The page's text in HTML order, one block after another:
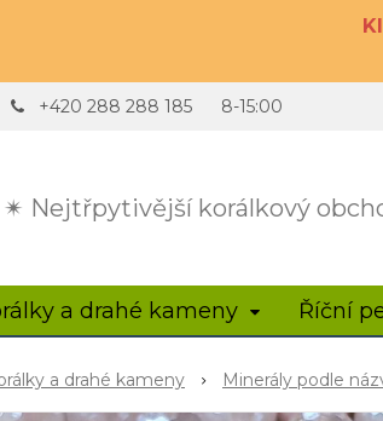
✴ Nejtřpytivější korálkový
+420 288 288 185 8-15:00
a drahé kameny Říční
a drahé kameny Minerály podle